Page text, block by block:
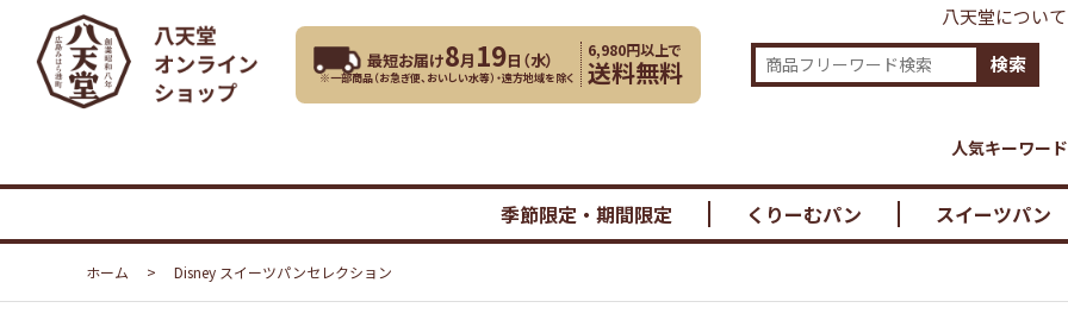
八天堂について
最短お届け8月 19日（水）
※一部商品（お急ぎ便、おいしい水等）・遠方地域を除く
6,980円以上で
送料無料 検索
人気キーワー
季節限定・期間限定 くりーむパン スイーツパン
ホーム > Disney スイーツパンセレクション